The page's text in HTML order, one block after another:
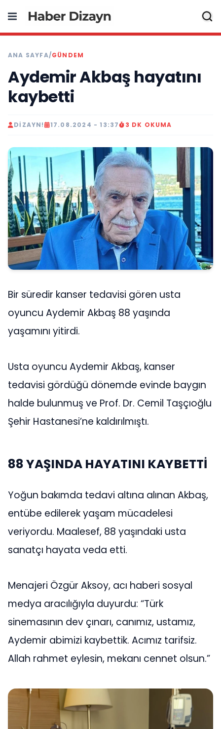
ANA SAYFA/GÜNDEM
Aydemir Akbaş hayatını
kaybetti
DIZAYN! 17.08.2024 - 13:37 3 DK OKUMA
Bir süredir kanser tedavisi gören usta
oyuncu Aydemir Akbaş 88 yaşında
yaşamını yitirdi.
Usta oyuncu Aydemir Akbaş, kanser
tedavisi gördüğü dönemde evinde baygın
halde bulunmuş ve Prof. Dr. Cemil Taşçıoğlu
Şehir Hastanesi’ne kaldırılmıştı.
88 YAŞINDA HAYATINI KAYBETTİ
Yoğun bakımda tedavi altına alınan Akbaş,
entübe edilerek yaşam mücadelesi
veriyordu. Maalesef, 88 yaşındaki usta
sanatçı hayata veda etti.
Menajeri Özgür Aksoy, acı haberi sosyal
medya aracılığıyla duyurdu: “Türk
sinemasının dev çınarı, canımız, ustamız,
Aydemir abimizi kaybettik. Acımız tarifsiz.
Allah rahmet eylesin, mekanı cennet olsun.”